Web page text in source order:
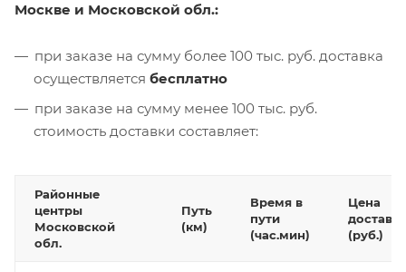
Москве и Московской обл.:
при заказе на сумму более 100 тыс. руб. доставка
осуществляется бесплатно
при заказе на сумму менее 100 тыс. руб.
стоимость доставки составляет:
Районные
центры
Московской
обл.
Путь
(км)
Время в
пути
(час.мин)
Цена
(руб.)